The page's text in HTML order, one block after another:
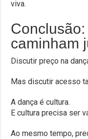
viva.
caminham
Discutir preço na
Mas discutir acesso
A dança é cultura.
E cultura precisa ser
Ao mesmo tempo,